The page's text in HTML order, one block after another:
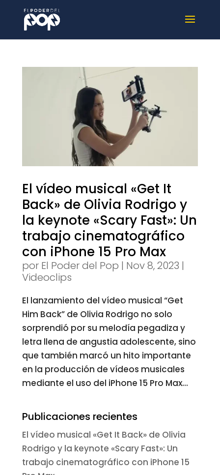
El vídeo musical «Get It
Back» de Olivia Rodrigo y
la keynote «Scary Fast»: Un
trabajo cinematográfico
con iPhone 15 Pro Max
por El Poder del Pop | Nov 8, 2023 |
Videoclips
El lanzamiento del vídeo musical “Get
Him Back” de Olivia Rodrigo no solo
sorprendió por su melodía pegadiza y
letra llena de angustia adolescente, sino
que también marcó un hito importante
en la producción de vídeos musicales
mediante el uso del iPhone 15 Pro Max...
Publicaciones recientes
El vídeo musical «Get It Back» de Olivia
Rodrigo y la keynote «Scary Fast»: Un
trabajo cinematográfico con iPhone 15